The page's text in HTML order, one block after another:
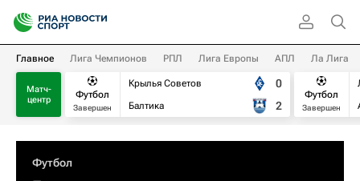
Главное Лига Чемпионов РПЛ Лига Европы АПЛ Ла Лига
Матч-
центр
Футбол
Завершен
Крылья Советов
Балтика
0
2
Футбол
Завершен
Футбол